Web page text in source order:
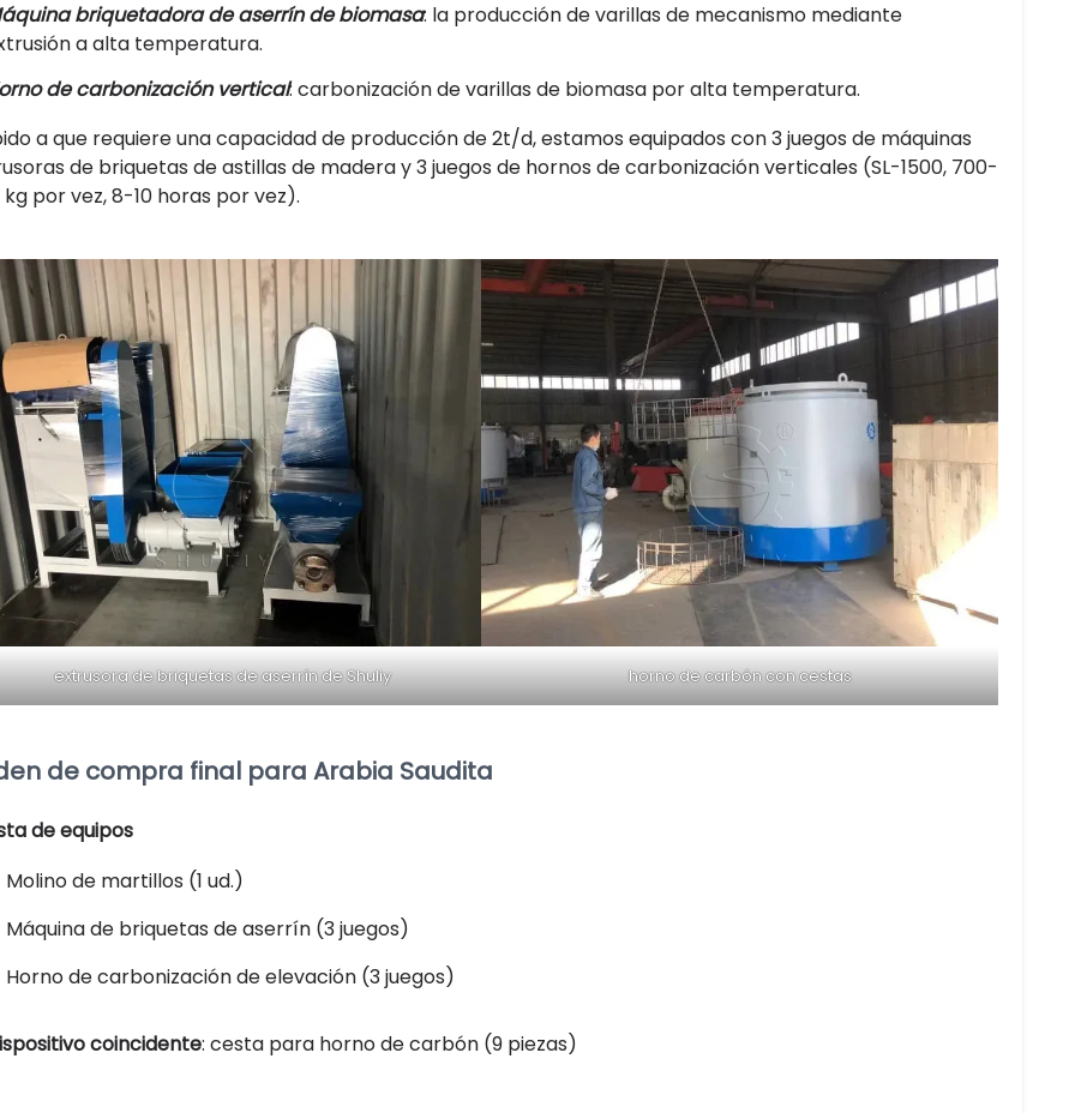
briquetadora de aserrín de biomasa: la producción de varillas de mecanismo mediante
a alta temperatura.
de carbonización vertical: carbonización de varillas de biomasa por alta temperatura.
a que requiere una capacidad de producción de 2t/d, estamos equipados con 3 juegos de máquinas
de briquetas de astillas de madera y 3 juegos de hornos de carbonización verticales (SL-1500, 700-
por vez, 8-10 horas por vez).
extrusora de briquetas de aserrín de Shuliy horno de carbón con cestas
de compra final para Arabia Saudita
de equipos
Molino de martillos (1 ud.)
Máquina de briquetas de aserrín (3 juegos)
Horno de carbonización de elevación (3 juegos)
coincidente: cesta para horno de carbón (9 piezas)